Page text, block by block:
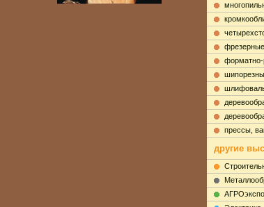
форматно-
прессы,
другие
АГРОэкспо